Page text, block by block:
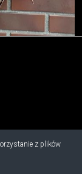
z plików